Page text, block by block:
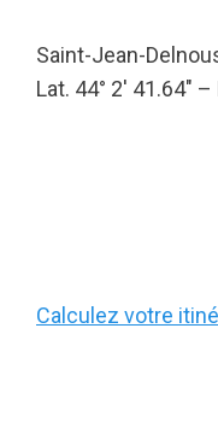
Saint-Jean-
Lat. 44° 2′ 41.64″
Calculez votre